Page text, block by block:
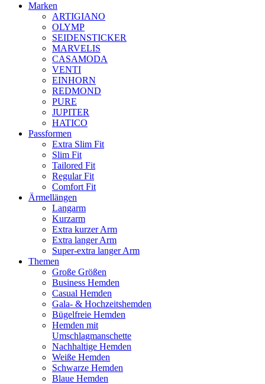
Marken
ARTIGIANO
OLYMP
SEIDENSTICKER
MARVELIS
CASAMODA
VENTI
EINHORN
REDMOND
PURE
JUPITER
HATICO
Passformen
Extra Slim Fit
Slim Fit
Tailored Fit
Regular Fit
Comfort Fit
Ärmellängen
Langarm
Kurzarm
Extra kurzer Arm
Extra langer Arm
Super-extra langer Arm
Themen
Große Größen
Business Hemden
Casual Hemden
Gala- & Hochzeitshemden
Bügelfreie Hemden
Hemden mit
Umschlagmanschette
Nachhaltige Hemden
Weiße Hemden
Schwarze Hemden
Blaue Hemden